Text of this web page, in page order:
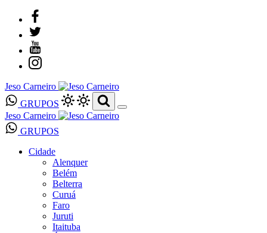
Jeso Carneiro
GRUPOS
Jeso Carneiro
GRUPOS
Cidade
Alenquer
Belém
Belterra
Curuá
Faro
Juruti
Itaituba